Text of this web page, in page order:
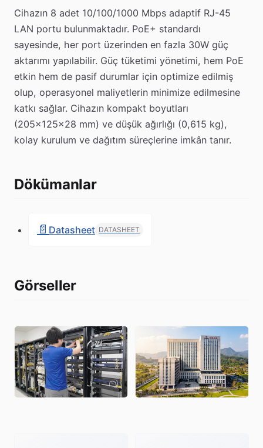
Cihazın 8 adet 10/100/1000 Mbps adaptif RJ-45
LAN portu bulunmaktadır. PoE+ standardı
sayesinde, her port üzerinden en fazla 30W güç
aktarımı yapılabilir. Güç tüketimi yönetimi, hem PoE
etkin hem de pasif durumlar için optimize edilmiş
olup, operasyonel maliyetlerin minimize edilmesine
katkı sağlar. Cihazın kompakt boyutları
(205x125x28 mm) ve düşük ağırlığı (0,615 kg),
kolay kurulum ve dağıtım süreçlerine imkân tanır.
Dökümanlar
📄 Datasheet DATASHEET
Görseller